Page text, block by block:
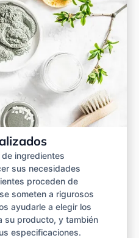
ingredientes
sus necesidades
proceden de
someten a rigurosos
ayudarle a elegir los
su producto, y también
especificaciones.